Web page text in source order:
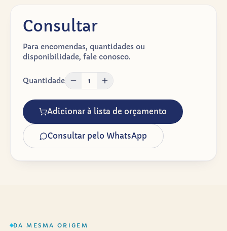
Consultar
Para encomendas, quantidades ou
disponibilidade, fale conosco.
Quantidade 1
Adicionar à lista de orçamento
Consultar pelo WhatsApp
DA MESMA ORIGEM